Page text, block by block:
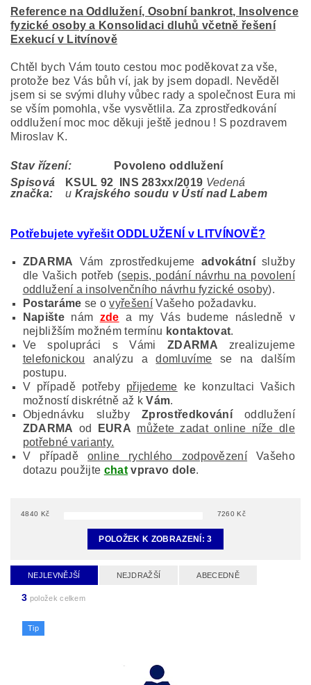
Reference na Oddlužení, Osobní bankrot, Insolvence
fyzické osoby a Konsolidaci dluhů včetně řešení
Exekucí v Litvínově
Chtěl bych Vám touto cestou moc poděkovat za vše,
protože bez Vás bůh ví, jak by jsem dopadl. Nevěděl
jsem si se svými dluhy vůbec rady a společnost Eura mi
se vším pomohla, vše vysvětlila. Za zprostředkování
oddlužení moc moc děkuji ještě jednou ! S pozdravem
Miroslav K.
Stav řízení:
Povoleno oddlužení
Spisová
značka:
KSUL 92 INS 283xx/2019 Vedená
u Krajského soudu v Ústí nad Labem
Potřebujete vyřešit ODDLUŽENÍ v LITVÍNOVĚ?
ZDARMA Vám zprostředkujeme advokátníslužby
dle Vašich potřeb (sepis, podání návrhu na povolení
oddlužení a insolvenčního návrhu fyzické osoby).
Postaráme se ovyřešeníVašeho požadavku.
Napištenám zde a my Vás budeme následně v
nejbližším možném termínu kontaktovat.
Ve spolupráci s Vámi ZDARMA zrealizujeme
telefonickou analýzu adomluvíme se na dalším
postupu.
V případě potřeby přijedeme ke konzultaci Vašich
možností diskrétně až kVám.
Objednávku služby
Zprostředkováníoddlužení
ZDARMA od EURA můžete zadat online níže dle
potřebné varianty.
V případěonline rychlého zodpovězení Vašeho
dotazu použijte chatvpravo dole.
4840 Kč 7260 Kč
POLOŽEK K ZOBRAZENÍ:3
NEJLEVNĚJŠÍ NEJDRAŽŠÍ ABECEDNĚ
3 položek celkem
Tip